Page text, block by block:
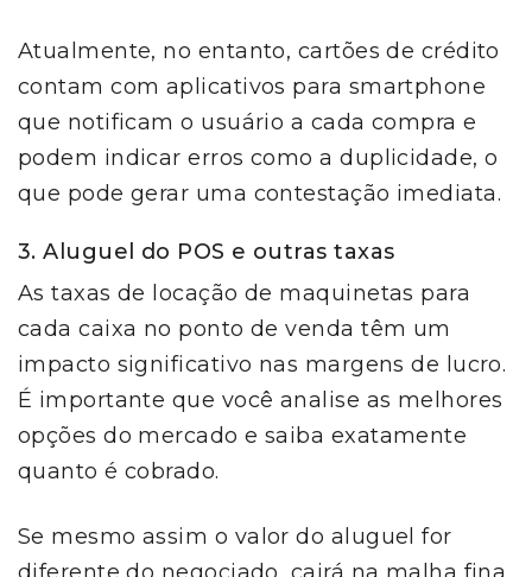
Atualmente, no entanto, cartões de crédito
contam com aplicativos para smartphone
que notificam o usuário a cada compra e
podem indicar erros como a duplicidade, o
que pode gerar uma contestação imediata.
3. Aluguel do POS e outras taxas
As taxas de locação de maquinetas para
cada caixa no ponto de venda têm um
impacto significativo nas margens de lucro.
É importante que você analise as melhores
opções do mercado e saiba exatamente
quanto é cobrado.
Se mesmo assim o valor do aluguel for